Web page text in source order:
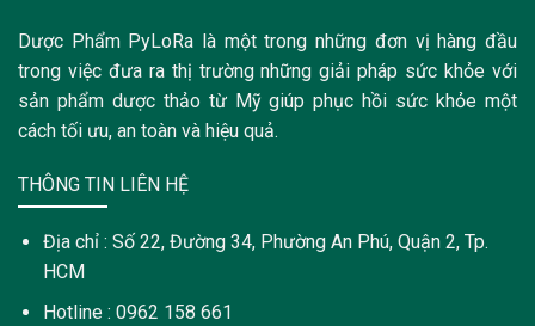
Dược Phẩm PyLoRa là một trong những đơn vị hàng đầu
trong việc đưa ra thị trường những giải pháp sức khỏe với
sản phẩm dược thảo từ Mỹ giúp phục hồi sức khỏe một
cách tối ưu, an toàn và hiệu quả.
THÔNG TIN LIÊN HỆ
Địa chỉ : Số 22, Đường 34, Phường An Phú, Quận 2, Tp.
HCM
Hotline : 0962 158 661